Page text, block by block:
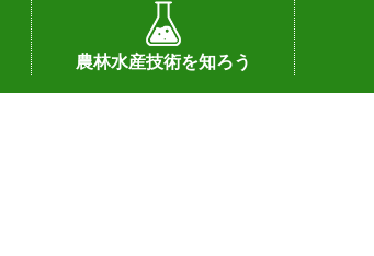
農林水産技術を知ろう
センターの話題
私の試験研究
試験研究課題
第6期中期業務計画
オンライン研究報告
刊行物
知的財産に関する相談窓口